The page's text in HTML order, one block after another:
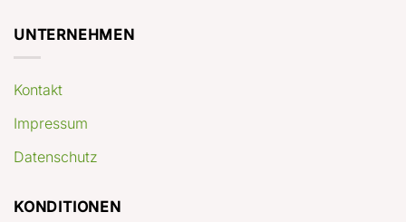
UNTERNEHMEN
Kontakt
Impressum
Datenschutz
KONDITIONEN